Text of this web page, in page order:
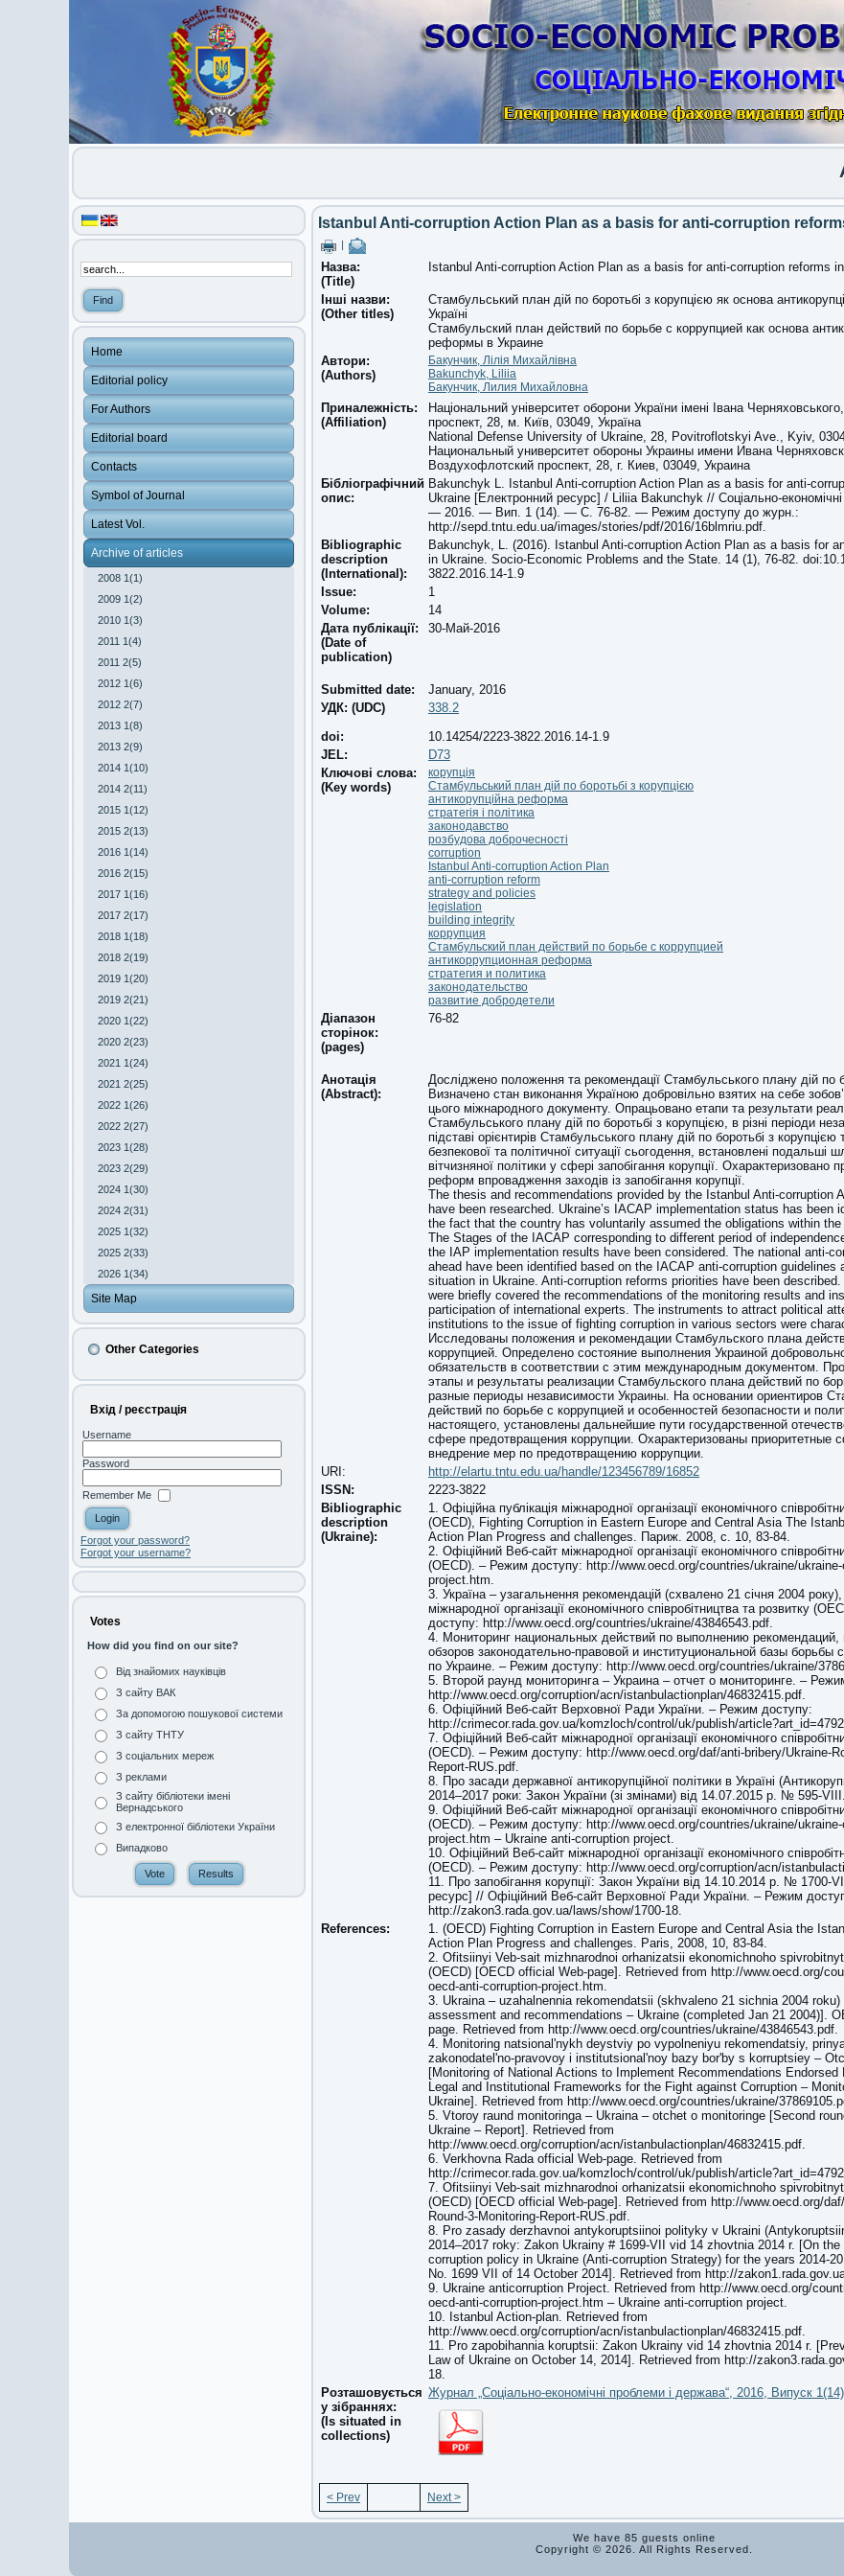
Home
Editorial policy
For Authors
Editorial board
Contacts
Symbol of Journal
Latest Vol.
Archive of articles
2008 1(1)
2009 1(2)
2010 1(3)
2011 1(4)
2011 2(5)
2012 1(6)
2012 2(7)
2013 1(8)
2013 2(9)
2014 1(10)
2014 2(11)
2015 1(12)
2015 2(13)
2016 1(14)
2016 2(15)
2017 1(16)
2017 2(17)
2018 1(18)
2018 2(19)
2019 1(20)
2019 2(21)
2020 1(22)
2020 2(23)
2021 1(24)
2021 2(25)
2022 1(26)
2022 2(27)
2023 1(28)
2023 2(29)
2024 1(30)
2024 2(31)
2025 1(32)
2025 2(33)
2026 1(34)
Site Map
Other Categories
Вхід / реєстрація
Username
Password
Remember Me
Forgot your password?
Forgot your username?
Votes
How did you find on our site?
Від знайомих науківців
З сайту ВАК
За допомогою пошукової системи
З сайту ТНТУ
З соціальних мереж
З реклами
З сайту бібліотеки імені
Вернадського
З електронної бібліотеки України
Випадково
Istanbul Anti-corruption Action Plan as a basis for anti-corruption
Назва:
(Title)
Istanbul Anti-corruption Action Plan as a basis for anti-corruption reforms
Інші назви:
(Other titles)
Стамбульський план дій по боротьбі з корупцією як основа
Україні
Стамбульский план действий по борьбе с коррупцией как основа
реформы в Украине
Автори:
(Authors)
Бакунчик, Лілія Михайлівна
Bakunchyk, Liliia
Бакунчик, Лилия Михайловна
Приналежність:
(Affiliation)
Національний університет оборони України імені Івана
проспект, 28, м. Київ, 03049, Україна
National Defense University of Ukraine, 28, Povitroflotskyi Ave., Kyiv,
Национальный университет обороны Украины имени Ивана
Воздухофлотский проспект, 28, г. Киев, 03049, Украина
Бібліографічний
опис:
Bakunchyk L. Istanbul Anti-corruption Action Plan as a basis for anti-
Ukraine [Електронний ресурс] / Liliia Bakunchyk // Соціально-
— 2016. — Вип. 1 (14). — С. 76-82. — Режим доступу до журн.:
http://sepd.tntu.edu.ua/images/stories/pdf/2016/16blmriu.pdf.
Bibliographic
description
(International):
Bakunchyk, L. (2016). Istanbul Anti-corruption Action Plan as a basis for
in Ukraine. Socio-Economic Problems and the State. 14 (1), 76-82.
3822.2016.14-1.9
Issue:
1
Volume:
14
Дата публікації:
(Date of
publication)
30-Май-2016
Submitted date:
January, 2016
УДК: (UDC)
doi:
338.2
10.14254/2223-3822.2016.14-1.9
JEL:
D73
Ключові слова:
(Key words)
корупція
Стамбульський план дій по боротьбі з корупцією
антикорупційна реформа
стратегія і політика
законодавство
розбудова доброчесності
corruption
Istanbul Anti-corruption Action Plan
anti-corruption reform
strategy and policies
legislation
building integrity
коррупция
Стамбульский план действий по борьбе с коррупцией
антикоррупционная реформа
стратегия и политика
законодательство
развитие добродетели
Діапазон
сторінок:
(pages)
76-82
Анотація
(Abstract):
Досліджено положення та рекомендації Стамбульського плану дій по
Визначено стан виконання Україною добровільно взятих на себе
цього міжнародного документу. Опрацьовано етапи та результати
Стамбульського плану дій по боротьбі з корупцією, в різні періоди
підставі орієнтирів Стамбульського плану дій по боротьбі з
безпекової та політичної ситуації сьогодення, встановлені подальші
вітчизняної політики у сфері запобігання корупції. Охарактеризовано
реформ впровадження заходів із запобігання корупції.
The thesis and recommendations provided by the Istanbul Anti-corruption
have been researched. Ukraine’s IACAP implementation status has been
the fact that the country has voluntarily assumed the obligations within the
The Stages of the IACAP corresponding to different period of
the IAP implementation results have been considered. The national anti-
ahead have been identified based on the IACAP anti-corruption guidelines
situation in Ukraine. Anti-corruption reforms priorities have been
were briefly covered the recommendations of the monitoring results and
participation of international experts. The instruments to attract political
institutions to the issue of fighting corruption in various sectors were
Исследованы положения и рекомендации Стамбульского плана
коррупцией. Определено состояние выполнения Украиной
обязательств в соответствии с этим международным документом.
этапы и результаты реализации Стамбульского плана действий по
разные периоды независимости Украины. На основании ориентиров
действий по борьбе с коррупцией и особенностей безопасности и
настоящего, установлены дальнейшие пути государственной
сфере предотвращения коррупции. Охарактеризованы приоритетные
внедрение мер по предотвращению коррупции.
URI:
http://elartu.tntu.edu.ua/handle/123456789/16852
ISSN:
2223-3822
Bibliographic
description
(Ukraine):
1. Офіційна публікація міжнародної організації економічного
(OECD), Fighting Corruption in Eastern Europe and Central Asia The
Action Plan Progress and challenges. Париж. 2008, с. 10, 83-84.
2. Офіційний Веб-сайт міжнародної організації економічного
(OECD). – Режим доступу: http://www.oecd.org/countries/ukraine/
project.htm.
3. Україна – узагальнення рекомендацій (схвалено 21 січня 2004
міжнародної організації економічного співробітництва та розвитку
доступу: http://www.oecd.org/countries/ukraine/43846543.pdf.
4. Мониторинг национальных действий по выполнению рекомендаций,
обзоров законодательно-правовой и институциональной базы борьбы
по Украине. – Режим доступу: http://www.oecd.org/countries/ukraine/
5. Второй раунд мониторинга – Украина – отчет о мониторинге. –
http://www.oecd.org/corruption/acn/istanbulactionplan/46832415.pdf.
6. Офіційний Веб-сайт Верховної Ради України. – Режим доступу:
http://crimecor.rada.gov.ua/komzloch/control/uk/publish/
7. Офіційний Веб-сайт міжнародної організації економічного
(OECD). – Режим доступу: http://www.oecd.org/daf/anti-bribery/Ukraine-
Report-RUS.pdf.
8. Про засади державної антикорупційної політики в Україні
2014‒2017 роки: Закон України (зі змінами) від 14.07.2015 р. № 595-VIII.
9. Офіційний Веб-сайт міжнародної організації економічного
(OECD). – Режим доступу: http://www.oecd.org/countries/ukraine/
project.htm – Ukraine anti-corruption project.
10. Офіційний Веб-сайт міжнародної організації економічного
(OECD). – Режим доступу: http://www.oecd.org/corruption/acn/
11. Про запобігання корупції: Закон України від 14.10.2014 р. № 1700-
ресурс] // Офіційний Веб-сайт Верховної Ради України. – Режим
http://zakon3.rada.gov.ua/laws/show/1700-18.
References:
1. (OECD) Fighting Corruption in Eastern Europe and Central Asia the
Action Plan Progress and challenges. Paris, 2008, 10, 83-84.
2. Ofitsiinyi Veb-sait mizhnarodnoi orhanizatsii ekonomichnoho
(OECD) [OECD official Web-page]. Retrieved from http://www.oecd.org/
oecd-anti-corruption-project.htm.
3. Ukraina – uzahalnennia rekomendatsii (skhvaleno 21 sichnia 2004
assessment and recommendations – Ukraine (completed Jan 21 2004)].
page. Retrieved from http://www.oecd.org/countries/ukraine/43846543.pdf.
4. Monitoring natsional'nykh deystviy po vypolneniyu rekomendatsiy,
zakonodatel'no-pravovoy i institutsional'noy bazy bor'by s korruptsiey –
[Monitoring of National Actions to Implement Recommendations Endorsed
Legal and Institutional Frameworks for the Fight against Corruption –
Ukraine]. Retrieved from http://www.oecd.org/countries/ukraine/
5. Vtoroy raund monitoringa – Ukraina – otchet o monitoringe [Second
Ukraine – Report]. Retrieved from
http://www.oecd.org/corruption/acn/istanbulactionplan/46832415.pdf.
6. Verkhovna Rada official Web-page. Retrieved from
http://crimecor.rada.gov.ua/komzloch/control/uk/publish/
7. Ofitsiinyi Veb-sait mizhnarodnoi orhanizatsii ekonomichnoho
(OECD) [OECD official Web-page]. Retrieved from http://www.oecd.org/
Round-3-Monitoring-Report-RUS.pdf.
8. Pro zasady derzhavnoi antykoruptsiinoi polityky v Ukraini
2014–2017 roky: Zakon Ukrainy # 1699-VII vid 14 zhovtnia 2014 r. [On
corruption policy in Ukraine (Anti-corruption Strategy) for the years 2014-
No. 1699 VII of 14 October 2014]. Retrieved from http://
9. Ukraine anticorruption Project. Retrieved from http://www.oecd.org/
oecd-anti-corruption-project.htm – Ukraine anti-corruption project.
10. Istanbul Action-plan. Retrieved from
http://www.oecd.org/corruption/acn/istanbulactionplan/46832415.pdf.
11. Pro zapobihannia koruptsii: Zakon Ukrainy vid 14 zhovtnia 2014 r.
Law of Ukraine on October 14, 2014]. Retrieved from http://
18.
Розташовується
у зібраннях:
(Is situated in
collections)
Журнал „Соціально-економічні проблеми і держава“, 2016, Випуск 1(14)
< Prev Next >
We have 85 guests online
Copyright © 2026. All Rights Reserved.